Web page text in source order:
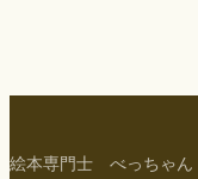
絵本専門士 べっちゃん